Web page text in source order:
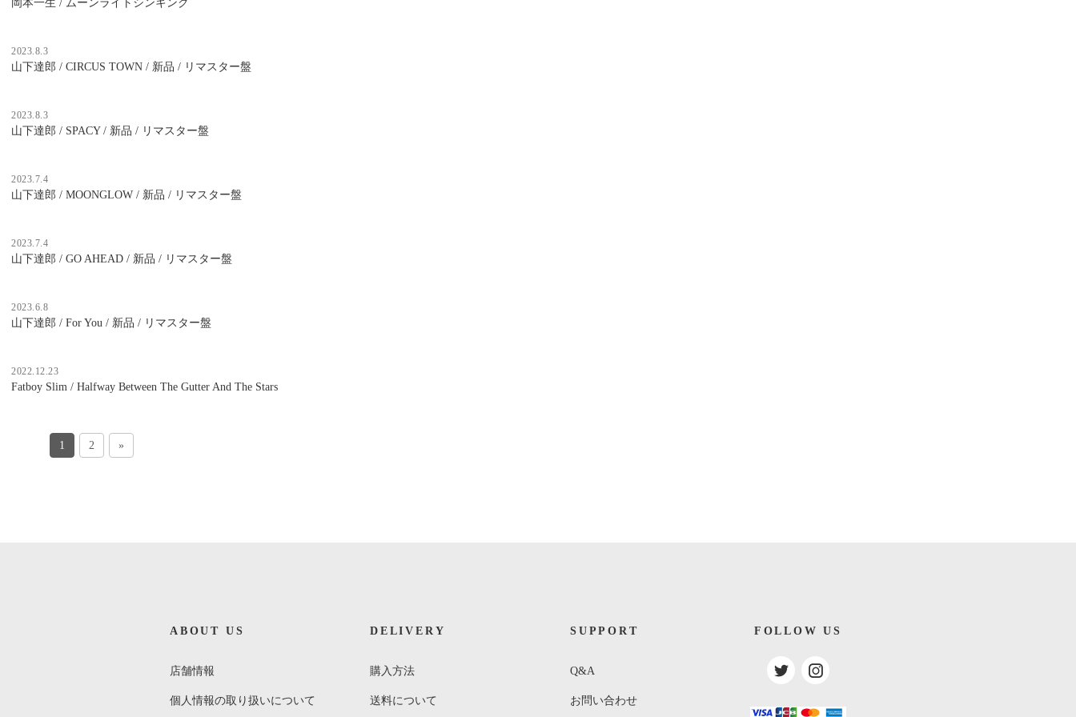
岡本一生 / ムーンライトシンキング
2023.8.3
山下達郎 / CIRCUS TOWN / 新品 / リマスター盤
2023.8.3
山下達郎 / SPACY / 新品 / リマスター盤
2023.7.4
山下達郎 / MOONGLOW / 新品 / リマスター盤
2023.7.4
山下達郎 / GO AHEAD / 新品 / リマスター盤
2023.6.8
山下達郎 / For You / 新品 / リマスター盤
2022.12.23
Fatboy Slim / Halfway Between The Gutter And The Stars
1 2 »
ABOUT US
店舗情報
個人情報の取り扱いについて
DELIVERY
購入方法
送料について
SUPPORT
Q&A
お問い合わせ
FOLLOW US